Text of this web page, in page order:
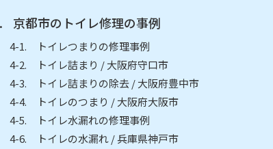
京都市のトイレ修理の事例
トイレつまりの修理事例
トイレ詰まり / 大阪府守口市
トイレ詰まりの除去 / 大阪府豊中市
トイレのつまり / 大阪府大阪市
トイレ水漏れの修理事例
トイレの水漏れ / 兵庫県神戸市